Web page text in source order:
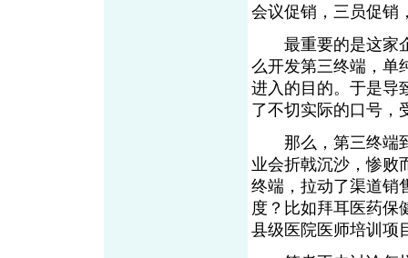
会议促销，三员促销
最重要的是这家企
么开发第三终端，单
进入的目的。于是导
了不切实际的口号，
那么，第三终端到
业会折戟沉沙，惨败
终端，拉动了渠道销
度？比如拜耳医药
县级医院医师培训项